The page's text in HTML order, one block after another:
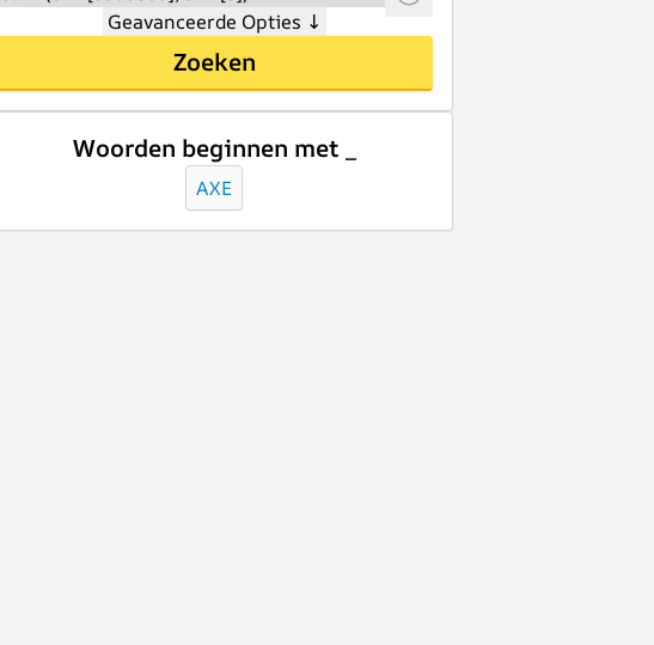
Geavanceerde Opties ↓
Zoeken
Woorden beginnen met _
AXE